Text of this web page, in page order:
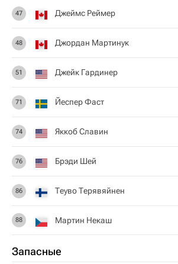
47 Джеймс Реймер
48 Джордан Мартинук
51 Джейк Гардинер
71 Йеспер Фаст
74 Яккоб Славин
76 Брэди Шей
86 Теуво Терявяйнен
88 Мартин Некаш
Запасные